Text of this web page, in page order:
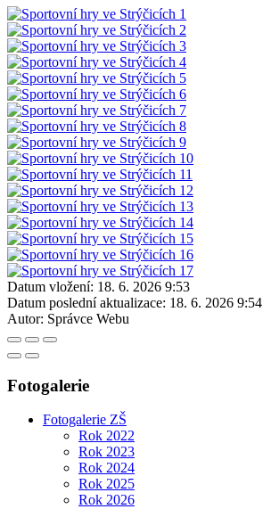
Datum vložení: 18. 6. 2026 9:53
Datum poslední aktualizace: 18. 6. 2026 9:54
Autor: Správce Webu
Fotogalerie
Fotogalerie ZŠ
Rok 2022
Rok 2023
Rok 2024
Rok 2025
Rok 2026